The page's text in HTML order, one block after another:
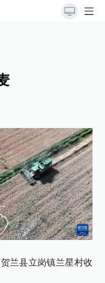
兰县立岗镇兰星村收